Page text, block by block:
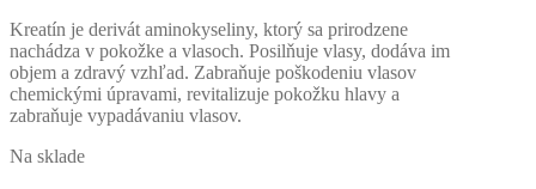
Kreatín je derivát aminokyseliny, ktorý sa prirodzene
nachádza v pokožke a vlasoch. Posilňuje vlasy, dodáva im
objem a zdravý vzhľad. Zabraňuje poškodeniu vlasov
chemickými úpravami, revitalizuje pokožku hlavy a
zabraňuje vypadávaniu vlasov.
Na sklade